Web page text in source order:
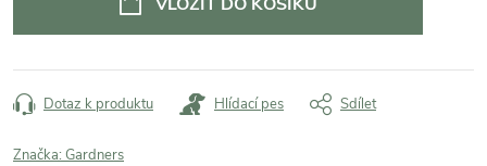
Dotaz k produktu Hlídací pes Sdílet
Značka: Gardners